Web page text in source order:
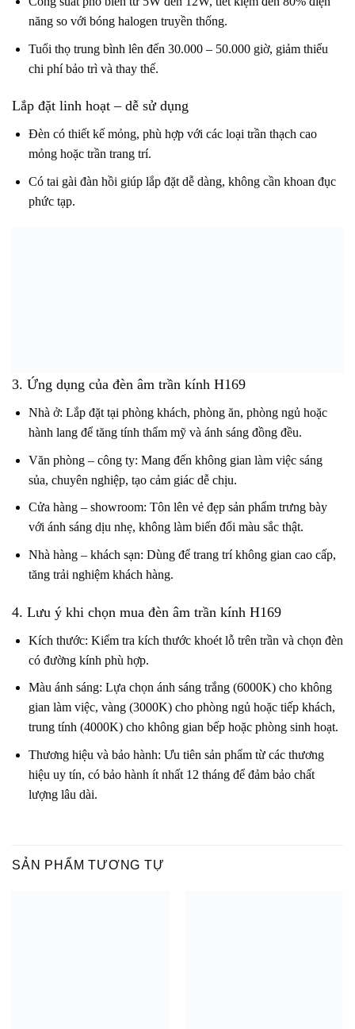
năng so với bóng halogen truyền thống.
Tuổi thọ trung bình lên đến 30.000 – 50.000 giờ, giảm thiểu
chi phí bảo trì và thay thế.
Lắp đặt linh hoạt – dễ sử dụng
Đèn có thiết kế mỏng, phù hợp với các loại trần thạch cao
mỏng hoặc trần trang trí.
Có tai gài đàn hồi giúp lắp đặt dễ dàng, không cần khoan đục
phức tạp.
3. Ứng dụng của đèn âm trần kính H169
Nhà ở: Lắp đặt tại phòng khách, phòng ăn, phòng ngủ hoặc
hành lang để tăng tính thẩm mỹ và ánh sáng đồng đều.
Văn phòng – công ty: Mang đến không gian làm việc sáng
sủa, chuyên nghiệp, tạo cảm giác dễ chịu.
Cửa hàng – showroom: Tôn lên vẻ đẹp sản phẩm trưng bày
với ánh sáng dịu nhẹ, không làm biến đổi màu sắc thật.
Nhà hàng – khách sạn: Dùng để trang trí không gian cao cấp,
tăng trải nghiệm khách hàng.
4. Lưu ý khi chọn mua đèn âm trần kính H169
Kích thước: Kiểm tra kích thước khoét lỗ trên trần và chọn đèn
có đường kính phù hợp.
Màu ánh sáng: Lựa chọn ánh sáng trắng (6000K) cho không
gian làm việc, vàng (3000K) cho phòng ngủ hoặc tiếp khách,
trung tính (4000K) cho không gian bếp hoặc phòng sinh hoạt.
Thương hiệu và bảo hành: Ưu tiên sản phẩm từ các thương
hiệu uy tín, có bảo hành ít nhất 12 tháng để đảm bảo chất
lượng lâu dài.
SẢN PHẨM TƯƠNG TỰ